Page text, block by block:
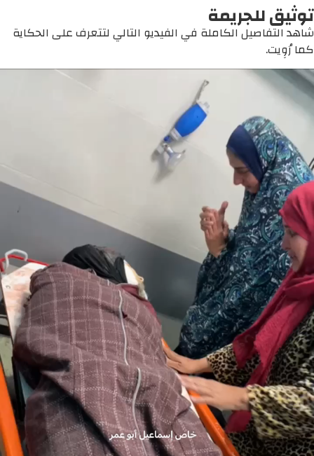
توثيق للجريمة
شاهد التفاصيل الكاملة في الفيديو التالي لتتعرف على الحكاية
كما رُوِيت.